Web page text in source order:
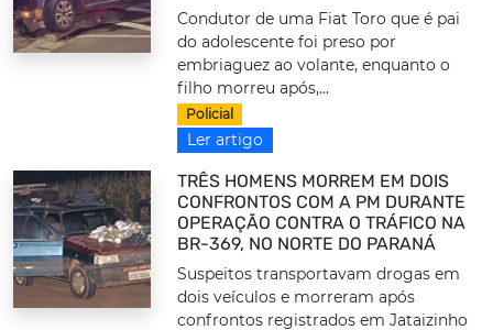
Condutor de uma Fiat Toro que é pai
do adolescente foi preso por
embriaguez ao volante, enquanto o
filho morreu após,...
Policial
Ler artigo
TRÊS HOMENS MORREM EM DOIS
CONFRONTOS COM A PM DURANTE
OPERAÇÃO CONTRA O TRÁFICO NA
BR-369, NO NORTE DO PARANÁ
Suspeitos transportavam drogas em
dois veículos e morreram após
confrontos registrados em Jataizinho